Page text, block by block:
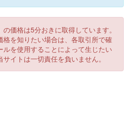
価格は5分おきに取得しています。
格を知りたい場合は、各取引所で確
を使用することによって生じたい
イトは一切責任を負いません。